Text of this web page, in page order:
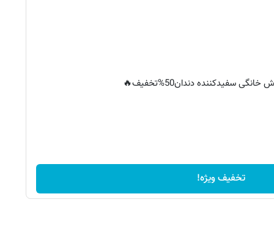
سفیدکننده دندان50%تخفیف🔥
تخفیف ویژه!